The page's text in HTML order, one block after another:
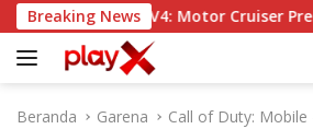
a
Breaking News
Ducati Diavel V4: Motor Cruiser
Beranda Garena
Call of Duty: Mobile